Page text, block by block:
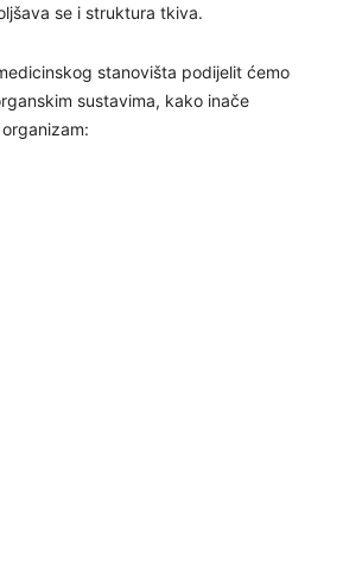
se i struktura tkiva.
stanovišta podijelit ćemo
sustavima, kako inače